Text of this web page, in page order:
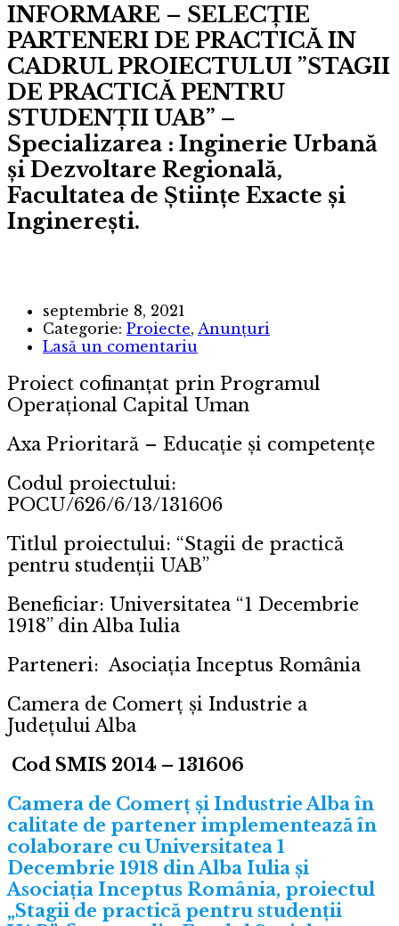
INFORMARE – SELECȚIE
PARTENERI DE PRACTICĂ IN
CADRUL PROIECTULUI ”STAGII
DE PRACTICĂ PENTRU
STUDENȚII UAB” –
Specializarea : Inginerie Urbană
și Dezvoltare Regională,
Facultatea de Științe Exacte și
Inginerești.
septembrie 8, 2021
Categorie: Proiecte, Anunțuri
Lasă un comentariu
Proiect cofinanţat prin Programul
Operațional Capital Uman
Axa Prioritară – Educație și competențe
Codul proiectului:
POCU/626/6/13/131606
Titlul proiectului: “Stagii de practică
pentru studenții UAB”
Beneficiar: Universitatea “1 Decembrie
1918” din Alba Iulia
Parteneri: Asociația Inceptus România
Camera de Comerț și Industrie a
Județului Alba
Cod SMIS 2014 – 131606
Camera de Comerț și Industrie Alba în
calitate de partener implementează în
colaborare cu Universitatea 1
Decembrie 1918 din Alba Iulia și
Asociația Inceptus România, proiectul
„Stagii de practică pentru studenții